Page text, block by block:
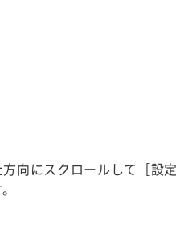
向にスクロールして［設